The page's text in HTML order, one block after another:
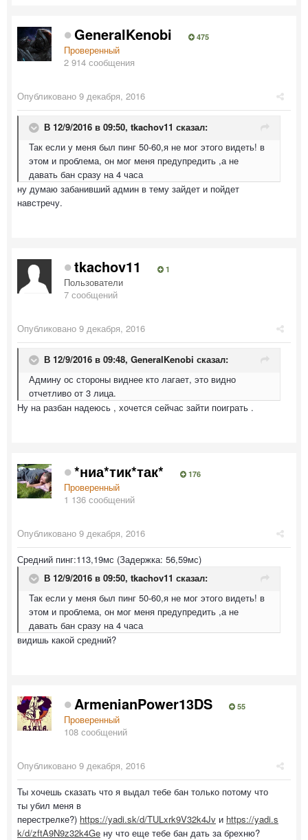
GeneralKenobi 475
Проверенный
2 914 сообщения
Опубликовано 9 декабря, 2016
В 12/9/2016 в 09:50, tkachov11 сказал:
Так если у меня был пинг 50-60,я не мог этого видеть! в
этом и проблема, он мог меня предупредить ,а не
давать бан сразу на 4 часа
ну думаю забанивший админ в тему зайдет и пойдет
навстречу.
tkachov11 1
Пользователи
7 сообщений
Опубликовано 9 декабря, 2016
В 12/9/2016 в 09:48, GeneralKenobi сказал:
Админу ос стороны виднее кто лагает, это видно
отчетливо от 3 лица.
Ну на разбан надеюсь , хочется сейчас зайти поиграть .
*ниа*тик*так* 176
Проверенный
1 136 сообщений
Опубликовано 9 декабря, 2016
Средний пинг:113,19мс (Задержка: 56,59мс)
В 12/9/2016 в 09:50, tkachov11 сказал:
Так если у меня был пинг 50-60,я не мог этого видеть! в
этом и проблема, он мог меня предупредить ,а не
давать бан сразу на 4 часа
видишь какой средний?
ArmenianPower13DS 55
Проверенный
108 сообщений
Опубликовано 9 декабря, 2016
Ты хочешь сказать что я выдал тебе бан только потому что
ты убил меня в
перестрелке?) https://yadi.sk/d/TULxrk9V32k4Jv и https://yadi.s
k/d/zftA9N9z32k4Ge ну что еще тебе бан дать за брехню?